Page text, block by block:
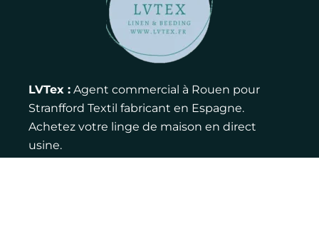
LVTex : Agent commercial à Rouen pour
Stranfford Textil fabricant en Espagne.
Achetez votre linge de maison en direct
usine.